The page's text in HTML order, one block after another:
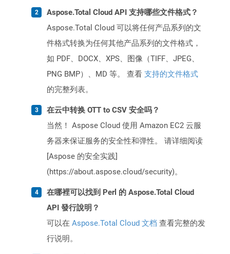
Aspose.Total Cloud API 支持哪些文件格式？
Aspose.Total Cloud 可以将任何产品系列的文
件格式转换为任何其他产品系列的文件格式，
如 PDF、DOCX、XPS、图像（TIFF、JPEG、
PNG BMP）、MD 等。 查看 支持的文件格式
的完整列表。
在云中转换 OTT to CSV 安全吗？
当然！ Aspose Cloud 使用 Amazon EC2 云服
务器来保证服务的安全性和弹性。 请详细阅读
[Aspose 的安全实践]
(https://about.aspose.cloud/security)。
在哪裡可以找到 Perl 的 Aspose.Total Cloud
API 發行說明？
可以在 Aspose.Total Cloud 文档 查看完整的发
行说明。